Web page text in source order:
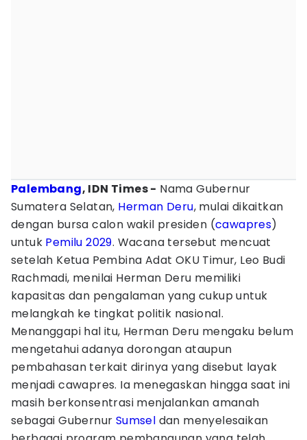
Palembang, IDN Times - Nama Gubernur
Sumatera Selatan, Herman Deru, mulai dikaitkan
dengan bursa calon wakil presiden (cawapres)
untuk Pemilu 2029. Wacana tersebut mencuat
setelah Ketua Pembina Adat OKU Timur, Leo Budi
Rachmadi, menilai Herman Deru memiliki
kapasitas dan pengalaman yang cukup untuk
melangkah ke tingkat politik nasional.
Menanggapi hal itu, Herman Deru mengaku belum
mengetahui adanya dorongan ataupun
pembahasan terkait dirinya yang disebut layak
menjadi cawapres. Ia menegaskan hingga saat ini
masih berkonsentrasi menjalankan amanah
sebagai Gubernur Sumsel dan menyelesaikan